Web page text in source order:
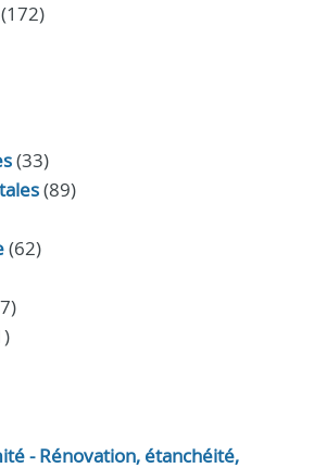
(172)
(33)
(89)
(62)
- Rénovation, étanchéité,